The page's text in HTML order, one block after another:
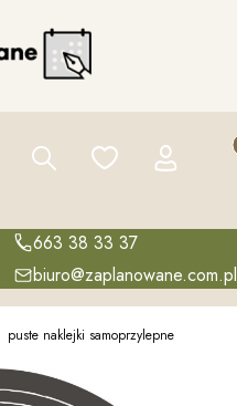
Szukaj Ulubione Zaloguj się
663 38 33 37
biuro@zaplanowane.com.pl
puste naklejki samoprzylepne